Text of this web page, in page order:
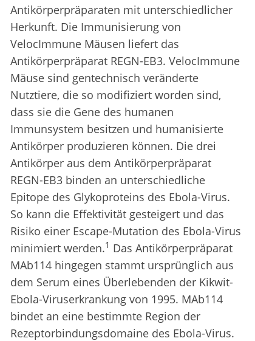
Antikörperpräparaten mit unterschiedlicher
Herkunft. Die Immunisierung von
VelocImmune Mäusen liefert das
Antikörperpräparat REGN-EB3. VelocImmune
Mäuse sind gentechnisch veränderte
Nutztiere, die so modifiziert worden sind,
dass sie die Gene des humanen
Immunsystem besitzen und humanisierte
Antikörper produzieren können. Die drei
Antikörper aus dem Antikörperpräparat
REGN-EB3 binden an unterschiedliche
Epitope des Glykoproteins des Ebola-Virus.
So kann die Effektivität gesteigert und das
Risiko einer Escape-Mutation des Ebola-Virus
minimiert werden.1 Das Antikörperpräparat
MAb114 hingegen stammt ursprünglich aus
dem Serum eines Überlebenden der Kikwit-
Ebola-Viruserkrankung von 1995. MAb114
bindet an eine bestimmte Region der
Rezeptorbindungsdomaine des Ebola-Virus.